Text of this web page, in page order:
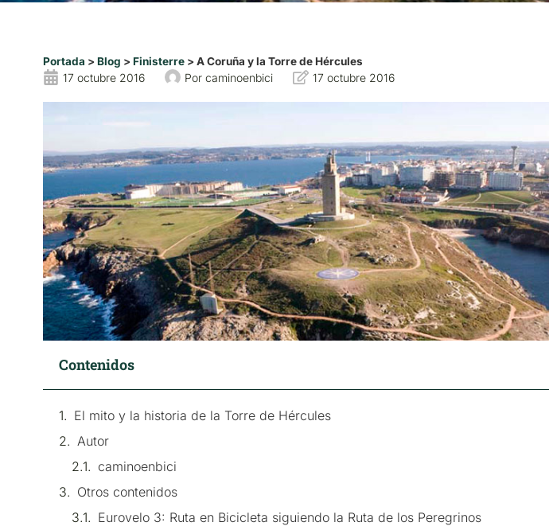
Portada > Blog > Finisterre> A Coruña y la Torre de Hércules
17 octubre 2016 Porcaminoenbici 17 octubre 2016
Contenidos
El mito y la historia de la Torre de Hércules
Autor
caminoenbici
Otros contenidos
Eurovelo 3: Ruta en Bicicleta siguiendo la Ruta de los Peregrinos